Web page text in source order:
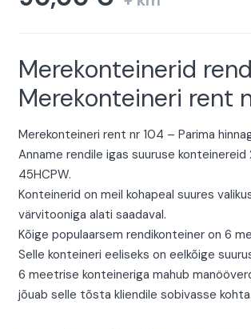
Merekonteinerid
Merekonteineri rent
Merekonteineri rent nr 104 – Parima
Anname rendile igas suuruse konteinereid
45HCPW.
Konteinerid on meil kohapeal suures
värvitooniga alati saadaval.
Kõige populaarsem rendikonteiner on 6
Selle konteineri eeliseks on eelkõige
6 meetrise konteineriga mahub
jõuab selle tõsta kliendile sobivasse kohta.